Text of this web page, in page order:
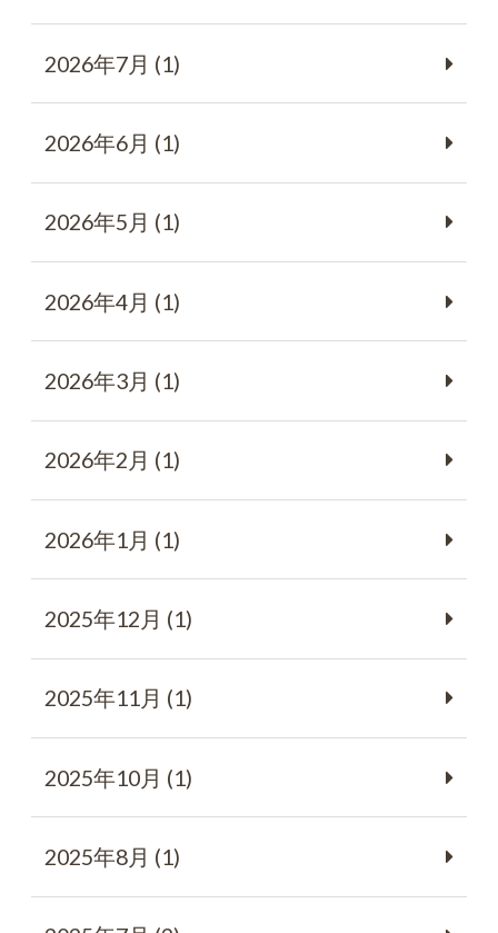
2026年7月 (1)
2026年6月 (1)
2026年5月 (1)
2026年4月 (1)
2026年3月 (1)
2026年2月 (1)
2026年1月 (1)
2025年12月 (1)
2025年11月 (1)
2025年10月 (1)
2025年8月 (1)